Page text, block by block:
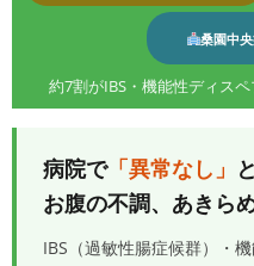
桑園中
約7割がIBS・機能性ディス
病院で「異常なし」
お腹の不調、あきら
IBS（過敏性腸症候群）・